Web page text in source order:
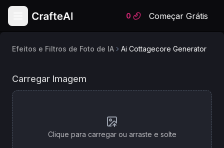
0 Começar Grátis
Efeitos e Filtros de Foto de IA Ai Cottagecore Generator
de
IA
Image Apps v2 Style Transfer
Carregar Imagem
Clique para carregar ou arraste e solte